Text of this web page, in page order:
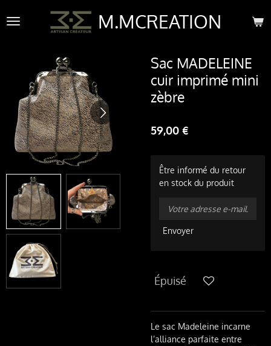
au
M.MCREATION
Sac MADELEINE
cuir imprimé mini
zèbre
59,00 €
Être informé du retour
en stock du produit
Envoyer
Épuisé
Le sac Madeleine incarne
l’alliance parfaite entre